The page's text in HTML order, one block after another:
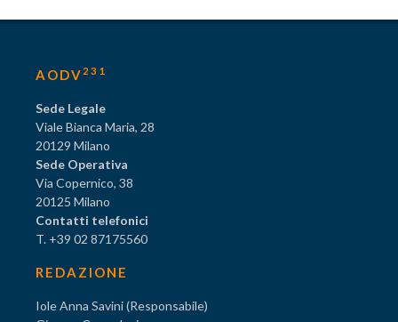
AODV 231
Sede Legale
Viale Bianca Maria, 28
20129 Milano
Sede Operativa
Via Copernico, 38
20125 Milano
Contatti telefonici
T. +39 02 87175560
REDAZIONE
Iole Anna Savini (Responsabile)